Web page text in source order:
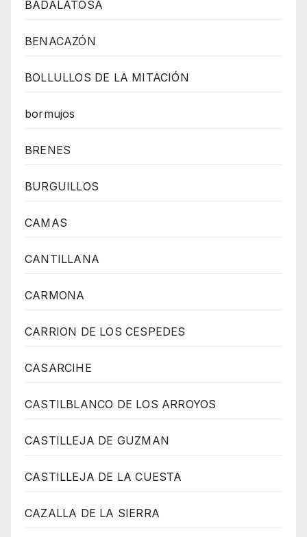
BADALATOSA
BENACAZÓN
BOLLULLOS DE LA MITACIÓN
bormujos
BRENES
BURGUILLOS
CAMAS
CANTILLANA
CARMONA
CARRION DE LOS CESPEDES
CASARCIHE
CASTILBLANCO DE LOS ARROYOS
CASTILLEJA DE GUZMAN
CASTILLEJA DE LA CUESTA
CAZALLA DE LA SIERRA